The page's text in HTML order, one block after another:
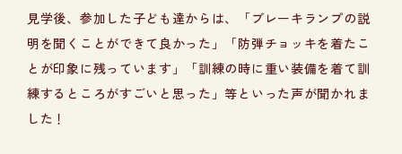
見学後、参加した子ども達からは、「ブレーキランプの説
明を聞くことができて良かった」「防弾チョッキを着たこ
とが印象に残っています」「訓練の時に重い装備を着て訓
練するところがすごいと思った」等といった声が聞かれま
した！